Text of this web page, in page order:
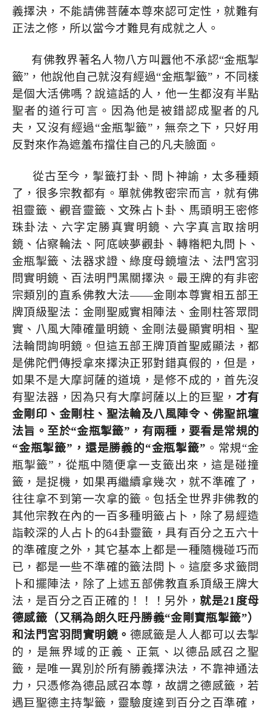
義擇決，不能請佛菩薩本尊來認可定性，就難有
正法之修，所以當今才難見有成就之人。
有佛教界著名人物八方叫囂他不承認“金瓶掣
籤”，他說他自己就沒有經過“金瓶掣籤”，不同樣
是個大活佛嗎？說這話的人，他一生都沒有半點
聖者的道行可言。因為他是被錯認成聖者的凡
夫，又沒有經過“金瓶掣籤”，無奈之下，只好用
反對來作為遮羞布擋住自己的凡夫臉面。
從古至今，掣籤打卦、問卜神諭，太多種類
了，很多宗教都有。單就佛教密宗而言，就有佛
祖靈籤、觀音靈籤、文殊占卜卦、馬頭明王密修
珠卦法、六字定勝真實明鏡、六字真言取捨明
鏡、佔察輪法、阿底峽夢觀卦、轉糌粑丸問卜、
金瓶掣籤、法器求證、綠度母鏡壇法、法門宮羽
問實明鏡、百法明門黑關擇決。最王牌的有非密
宗類別的直系佛教大法——金剛本尊實相五部王
牌頂級聖法：金剛聖威實相陣法、金剛柱答眾問
實、八風大陣確量明鏡、金剛法曼顯實明相、聖
法輪問詢明鏡。但這五部王牌頂首聖威顯法，都
是佛陀們傳授拿來擇決正邪對錯真假的，但是，
如果不是大摩訶薩的道境，是修不成的，首先沒
有聖法器，因為只有大摩訶薩以上的巨聖， 才有
金剛印、金剛柱、聖法輪及八風陣令、佛聖訊壇
法旨。至於“金瓶掣籤”，有兩種，要看是常規的
“金瓶掣籤”，還是勝義的“金瓶掣籤” 。 常規“金
瓶掣籤”，從瓶中隨便拿一支籤出來，這是碰撞
籤，是捉機，如果再繼續拿幾次，就不準確了，
往往拿不到第一次拿的籤。包括全世界非佛教的
其他宗教在內的一百多種明籤占卜，除了易經造
詣較深的人占卜的64卦靈籤，具有百分之五六十
的準確度之外，其它基本上都是一種隨機碰巧而
已，都是一些不準確的籤法問卜。這麼多求籤問
卜和擺陣法，除了上述五部佛教直系頂級王牌大
法，是百分之百正確的！！！另外， 就是21 度母
德感籤（又稱為朗久旺丹勝義“金剛寶瓶掣籤”）
和法門宮羽問實明鏡。 德感籤是人人都可以去掣
的，是無界域的正義、正氣、以德品感召之聖
籤，是唯一異別於所有勝義擇決法，不靠神通法
力，只憑修為德品感召本尊，故謂之德感籤，若
遇巨聖德主持掣籤，靈驗度達到百分之百準確，